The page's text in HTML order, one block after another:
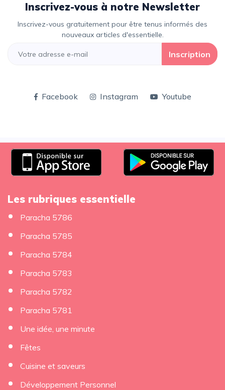
Inscrivez-vous à notre Newsletter
Inscrivez-vous gratuitement pour être tenus informés des
nouveaux articles d'essentielle.
Inscription
Facebook Instagram Youtube
Les rubriques essentielle
Paracha 5786
Paracha 5785
Paracha 5784
Paracha 5783
Paracha 5782
Paracha 5781
Une idée, une minute
Fêtes
Cuisine et saveurs
Développement Personnel